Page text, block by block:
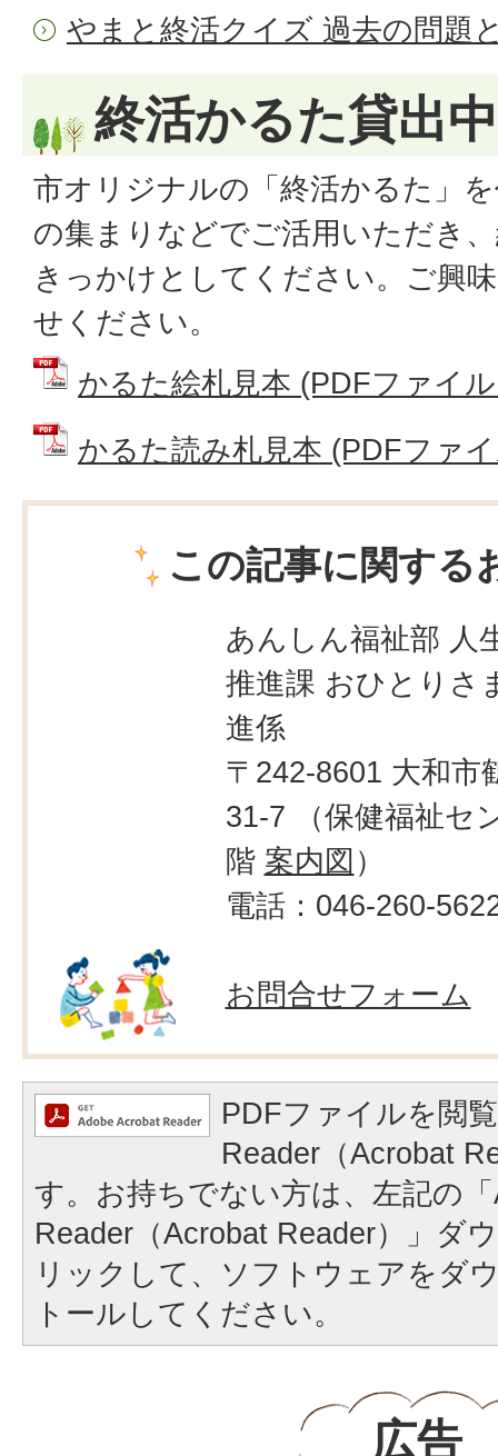
やまと終活クイズ 過去の問題
終活かるた貸出
市オリジナルの「終活かるた」
の集まりなどでご活用いただき
きっかけとしてください。ご興
せください。
かるた絵札見本 (PDFファイ
かるた読み札見本 (PDFファ
この記事に関する
あんしん福祉部 人
推進課 おひとりさ
進係
〒242-8601 大和市
31-7 （保健福祉セ
階 案内図 ）
電話：046-260-
お問合せフォーム
PDFファイルを閲
Reader（Acrobat
す。お持ちでない方は、左記の
Reader（Acrobat Reader）」ダ
リックして、ソフトウェアをダ
トールしてください。
広告